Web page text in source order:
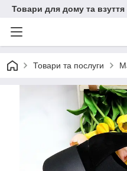
Товари для дому та
Товари та послуги